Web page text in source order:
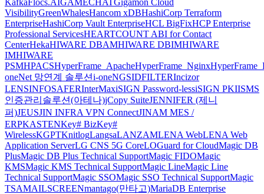
VisibilityGreenWhalesHancom xDBHashiCorp Terraform
EnterpriseHashiCorp Vault EnterpriseHCL BigFixHCP Enterprise
Professional ServicesHEARTCOUNT ABI for Contact
CenterHekaHIWARE DBAMHIWARE DBIMHIWARE
IMHIWARE
PSMHPACSHyperFrame_ApacheHyperFrame_Nginx
oneNet 망연계 솔루션i-oneNGSIDFILTERIncizor
LENSINFOSAFERInterMaxiSIGN Password-lessiSIGN PKIISMS
인증관리솔루션(아테나)jCopy SuiteJENNIFER (제니
퍼)JEUSJIN INFRA VPN ConnectJINAM MES /
ERPKASTENKey# BizKey#
WirelessKGPTKnitlogLangsaLANZAMLENA WebLENA Web
Application ServerLG CNS 5G CoreLOGuard for CloudMagic DB
PlusMagic DB Plus Technical SupportMagic FIDOMagic
KMSMagic KMS Technical SupportMagic LineMagic Line
Technical SupportMagic SSOMagic SSO Technical SupportMagic
TSAMAILSCREENmantago(만타고)MariaDB Enterprise